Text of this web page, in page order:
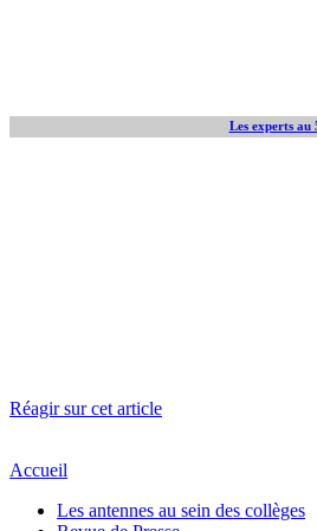
Les experts au
Réagir sur cet article
Accueil
Les antennes au sein des collèges